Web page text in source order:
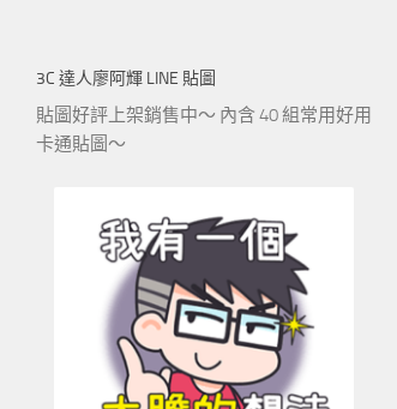
3C 達人廖阿輝 LINE 貼圖
貼圖好評上架銷售中～ 內含 40 組常用好用
卡通貼圖～